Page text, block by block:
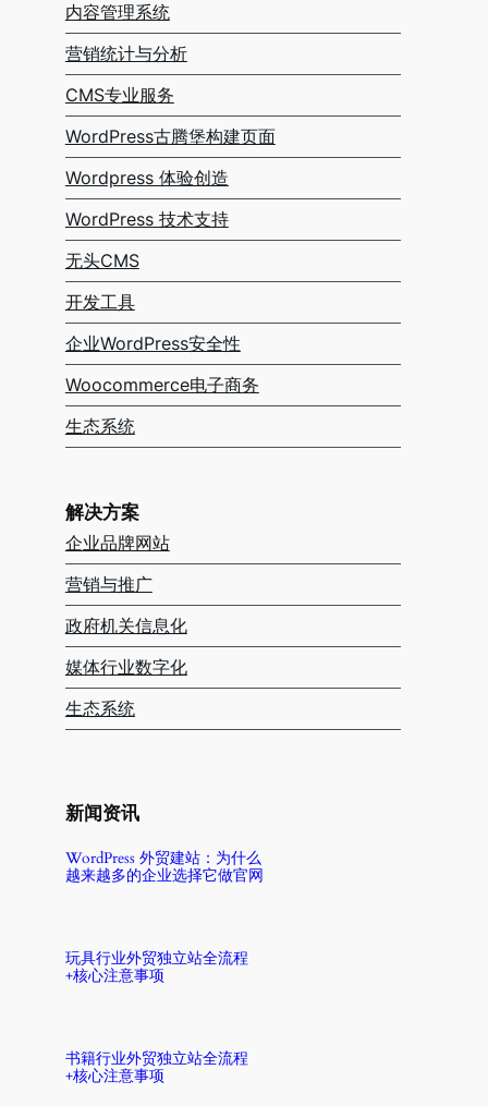
内容管理系统
营销统计与分析
CMS专业服务
WordPress古腾堡构建页面
Wordpress 体验创造
WordPress 技术支持
无头CMS
开发工具
企业WordPress安全性
Woocommerce电子商务
生态系统
解决方案
企业品牌网站
营销与推广
政府机关信息化
媒体行业数字化
生态系统
新闻资讯
WordPress 外贸建站：为什么
越来越多的企业选择它做官网
玩具行业外贸独立站全流程
+核心注意事项
书籍行业外贸独立站全流程
+核心注意事项